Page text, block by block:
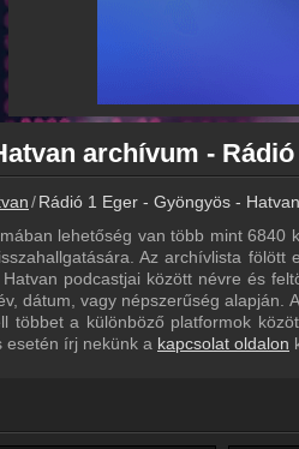
Rádió 1 Eger - Gyöngyös -
lehetőség van több mint 6840
Az archívlista fölött
podcastjai között névre és
dátum, vagy népszerűség alapján.
többet a különböző platformok
esetén írj nekünk a kapcsolat oldalon